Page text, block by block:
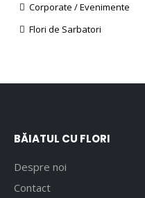
Corporate / Evenimente
Flori de Sarbatori
BĂIATUL CU FLORI
Despre noi
Contact